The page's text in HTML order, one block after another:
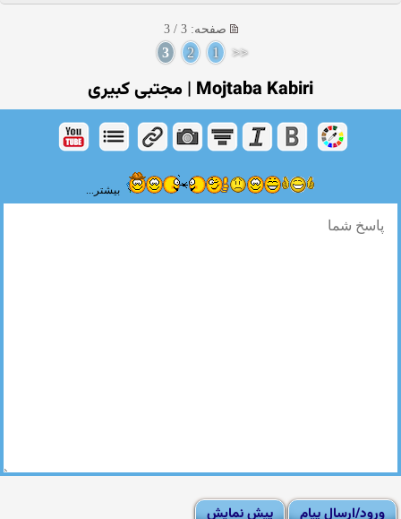
صفحه: 3 / 3
<<
1
2
3
Mojtaba Kabiri‎ | مجتبی کبیری
بیشتر...